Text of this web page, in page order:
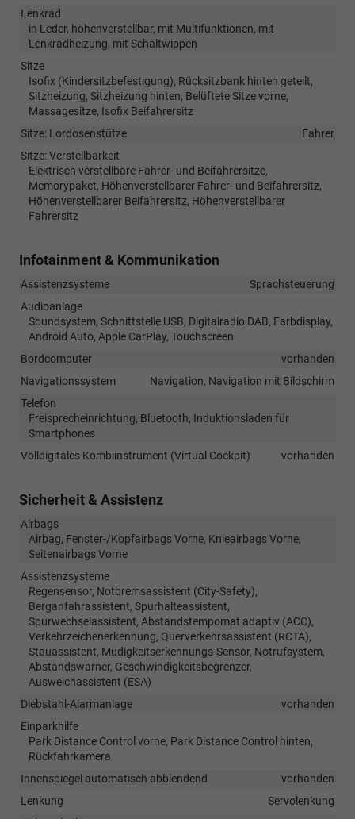
Lenkrad
in Leder, höhenverstellbar, mit Multifunktionen, mit
Lenkradheizung, mit Schaltwippen
Sitze
Isofix (Kindersitzbefestigung), Rücksitzbank hinten geteilt,
Sitzheizung, Sitzheizung hinten, Belüftete Sitze vorne,
Massagesitze, Isofix Beifahrersitz
Sitze: Lordosenstütze
Fahrer
Sitze: Verstellbarkeit
Elektrisch verstellbare Fahrer- und Beifahrersitze,
Memorypaket, Höhenverstellbarer Fahrer- und Beifahrersitz,
Höhenverstellbarer Beifahrersitz, Höhenverstellbarer
Fahrersitz
Infotainment & Kommunikation
Assistenzsysteme
Sprachsteuerung
Audioanlage
Soundsystem, Schnittstelle USB, Digitalradio DAB, Farbdisplay,
Android Auto, Apple CarPlay, Touchscreen
Bordcomputer
vorhanden
Navigationssystem
Navigation, Navigation mit Bildschirm
Telefon
Freisprecheinrichtung, Bluetooth, Induktionsladen für
Smartphones
Volldigitales Kombiinstrument (Virtual Cockpit)
vorhanden
Sicherheit & Assistenz
Airbags
Airbag, Fenster-/Kopfairbags Vorne, Knieairbags Vorne,
Seitenairbags Vorne
Assistenzsysteme
Regensensor, Notbremsassistent (City-Safety),
Berganfahrassistent, Spurhalteassistent,
Spurwechselassistent, Abstandstempomat adaptiv (ACC),
Verkehrzeichenerkennung, Querverkehrsassistent (RCTA),
Stauassistent, Müdigkeitserkennungs-Sensor, Notrufsystem,
Abstandswarner, Geschwindigkeitsbegrenzer,
Ausweichassistent (ESA)
Diebstahl-Alarmanlage
vorhanden
Einparkhilfe
Park Distance Control vorne, Park Distance Control hinten,
Rückfahrkamera
Innenspiegel automatisch abblendend
vorhanden
Lenkung
Servolenkung